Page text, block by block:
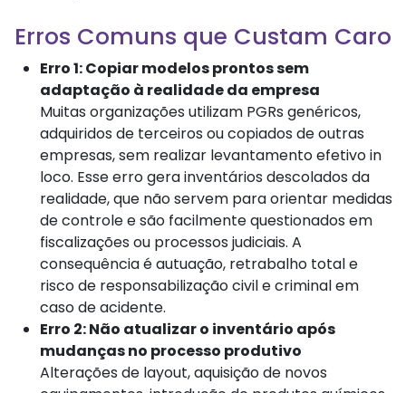
Erros Comuns que Custam Caro
Erro 1: Copiar modelos prontos sem
adaptação à realidade da empresa
Muitas organizações utilizam PGRs genéricos,
adquiridos de terceiros ou copiados de outras
empresas, sem realizar levantamento efetivo in
loco. Esse erro gera inventários descolados da
realidade, que não servem para orientar medidas
de controle e são facilmente questionados em
fiscalizações ou processos judiciais. A
consequência é autuação, retrabalho total e
risco de responsabilização civil e criminal em
caso de acidente.
Erro 2: Não atualizar o inventário após
mudanças no processo produtivo
Alterações de layout, aquisição de novos